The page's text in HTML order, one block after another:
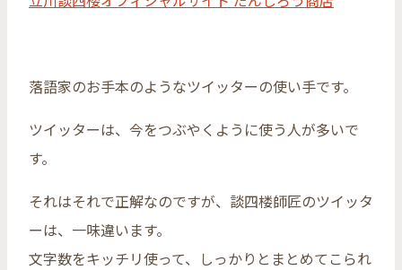
落語家のお手本のようなツイッターの使い手です。
ツイッターは、今をつぶやくように使う人が多いで
す。
それはそれで正解なのですが、談四楼師匠のツイッタ
ーは、一味違います。
文字数をキッチリ使って、しっかりとまとめてこられ